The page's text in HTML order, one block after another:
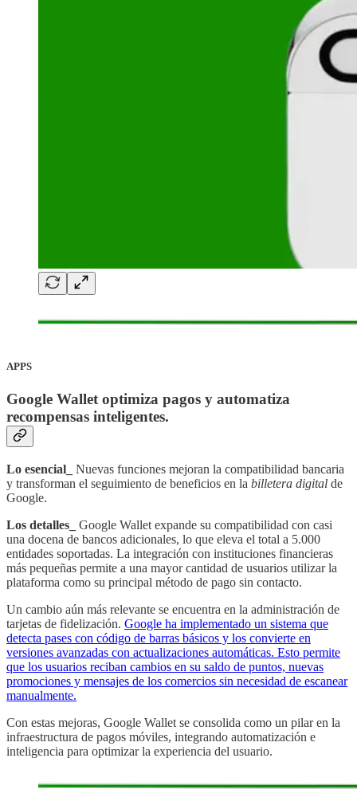
APPS
Google Wallet optimiza pagos y automatiza
recompensas inteligentes.
Lo esencial_ Nuevas funciones mejoran la compatibilidad bancaria
y transforman el seguimiento de beneficios en la billetera digital de
Google.
Los detalles_ Google Wallet expande su compatibilidad con casi
una docena de bancos adicionales, lo que eleva el total a 5.000
entidades soportadas. La integración con instituciones financieras
más pequeñas permite a una mayor cantidad de usuarios utilizar la
plataforma como su principal método de pago sin contacto.
Un cambio aún más relevante se encuentra en la administración de
tarjetas de fidelización. Google ha implementado un sistema que
detecta pases con código de barras básicos y los convierte en
versiones avanzadas con actualizaciones automáticas. Esto permite
que los usuarios reciban cambios en su saldo de puntos, nuevas
promociones y mensajes de los comercios sin necesidad de escanear
manualmente.
Con estas mejoras, Google Wallet se consolida como un pilar en la
infraestructura de pagos móviles, integrando automatización e
inteligencia para optimizar la experiencia del usuario.